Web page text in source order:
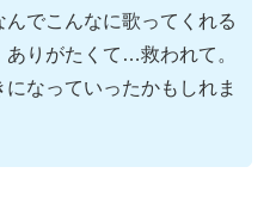
でこんなに歌ってくれる
りがたくて…救われて。
なっていったかもしれま